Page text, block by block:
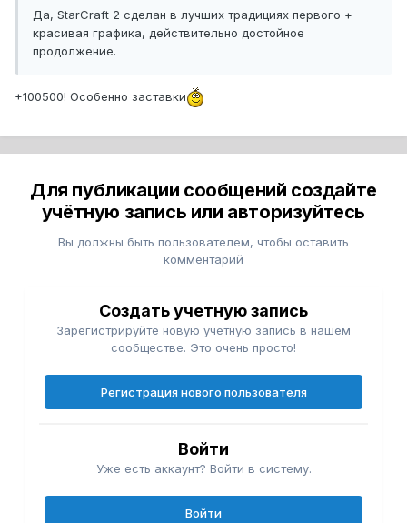
Да, StarCraft 2 сделан в лучших традициях первого +
красивая графика, действительно достойное
продолжение.
+100500! Особенно заставки
Для публикации сообщений создайте
учётную запись или авторизуйтесь
Вы должны быть пользователем, чтобы оставить
комментарий
Создать учетную запись
Зарегистрируйте новую учётную запись в нашем
сообществе. Это очень просто!
Регистрация нового пользователя
Войти
Уже есть аккаунт? Войти в систему.
Войти